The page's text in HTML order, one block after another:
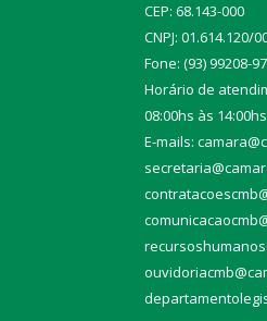
CEP: 68.143-000
CNPJ: 01.614.120/
Fone: (93) 99208-
Horário de
08:00hs às 14:00hs
E-mails: